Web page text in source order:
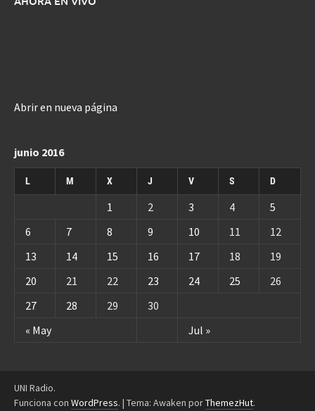
Abrir en nueva página
junio 2016
L M X J V S D
« May Jul »
1 2 3 4
5
6
7 8 9 10 11
12
13
14 15 16 17 18
19
20
21 22 23 24 25
26
27
28 29 30
UNI Radio.
Funciona con WordPress. | Tema: Awaken porThemezHut.